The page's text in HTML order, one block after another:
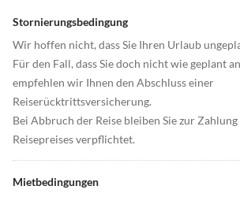
Stornierungsbedingung
Wir hoffen nicht, dass Sie Ihren Urlaub
Für den Fall, dass Sie doch nicht wie geplant
empfehlen wir Ihnen den Abschluss einer
Reiserücktrittsversicherung.
Bei Abbruch der Reise bleiben Sie zur
Reisepreises verpflichtet.
Mietbedingungen